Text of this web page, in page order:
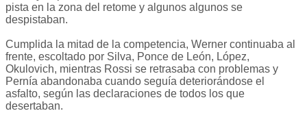
pista en la zona del retome y algunos algunos se
despistaban.
Cumplida la mitad de la competencia, Werner continuaba al
frente, escoltado por Silva, Ponce de León, López,
Okulovich, mientras Rossi se retrasaba con problemas y
Pernía abandonaba cuando seguía deteriorándose el
asfalto, según las declaraciones de todos los que
desertaban.